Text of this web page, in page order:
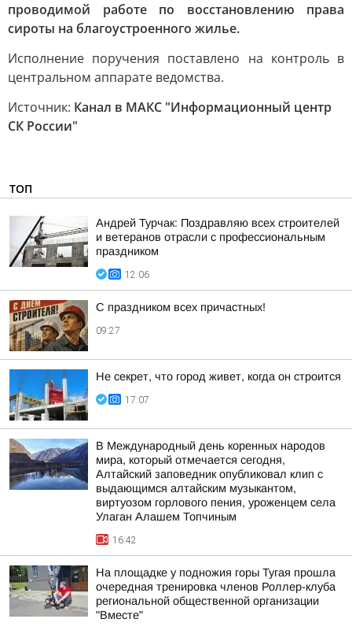
проводимой работе по восстановлению права
сироты на благоустроенного жилье.
Исполнение поручения поставлено на контроль в
центральном аппарате ведомства.
Источник: Канал в МАКС "Информационный центр
СК России"
ТОП
Андрей Турчак: Поздравляю всех строителей
и ветеранов отрасли с профессиональным
праздником
12:06
С праздником всех причастных!
09:27
Не секрет, что город живет, когда он строится
17:07
В Международный день коренных народов
мира, который отмечается сегодня,
Алтайский заповедник опубликовал клип с
выдающимся алтайским музыкантом,
виртуозом горлового пения, уроженцем села
Улаган Алашем Топчиным
16:42
На площадке у подножия горы Тугая прошла
очередная тренировка членов Роллер-клуба
региональной общественной организации
"Вместе"